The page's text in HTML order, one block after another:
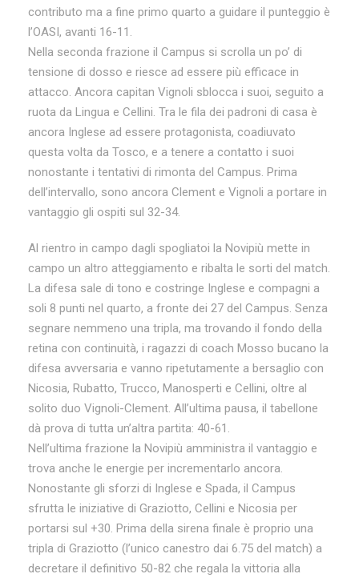
contributo ma a fine primo quarto a guidare il punteggio è
l’OASI, avanti 16-11.
Nella seconda frazione il Campus si scrolla un po’ di
tensione di dosso e riesce ad essere più efficace in
attacco. Ancora capitan Vignoli sblocca i suoi, seguito a
ruota da Lingua e Cellini. Tra le fila dei padroni di casa è
ancora Inglese ad essere protagonista, coadiuvato
questa volta da Tosco, e a tenere a contatto i suoi
nonostante i tentativi di rimonta del Campus. Prima
dell’intervallo, sono ancora Clement e Vignoli a portare in
vantaggio gli ospiti sul 32-34.
Al rientro in campo dagli spogliatoi la Novipiù mette in
campo un altro atteggiamento e ribalta le sorti del match.
La difesa sale di tono e costringe Inglese e compagni a
soli 8 punti nel quarto, a fronte dei 27 del Campus. Senza
segnare nemmeno una tripla, ma trovando il fondo della
retina con continuità, i ragazzi di coach Mosso bucano la
difesa avversaria e vanno ripetutamente a bersaglio con
Nicosia, Rubatto, Trucco, Manosperti e Cellini, oltre al
solito duo Vignoli-Clement. All’ultima pausa, il tabellone
dà prova di tutta un’altra partita: 40-61.
Nell’ultima frazione la Novipiù amministra il vantaggio e
trova anche le energie per incrementarlo ancora.
Nonostante gli sforzi di Inglese e Spada, il Campus
sfrutta le iniziative di Graziotto, Cellini e Nicosia per
portarsi sul +30. Prima della sirena finale è proprio una
tripla di Graziotto (l’unico canestro dai 6.75 del match) a
decretare il definitivo 50-82 che regala la vittoria alla